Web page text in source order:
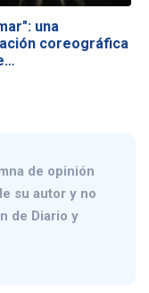
una
coreográfica
de opinión
su autor y no
de Diario y